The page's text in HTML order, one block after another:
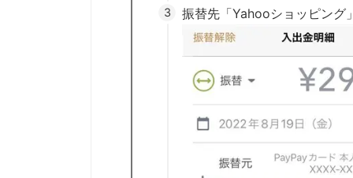
振替先「Yahooショッピング